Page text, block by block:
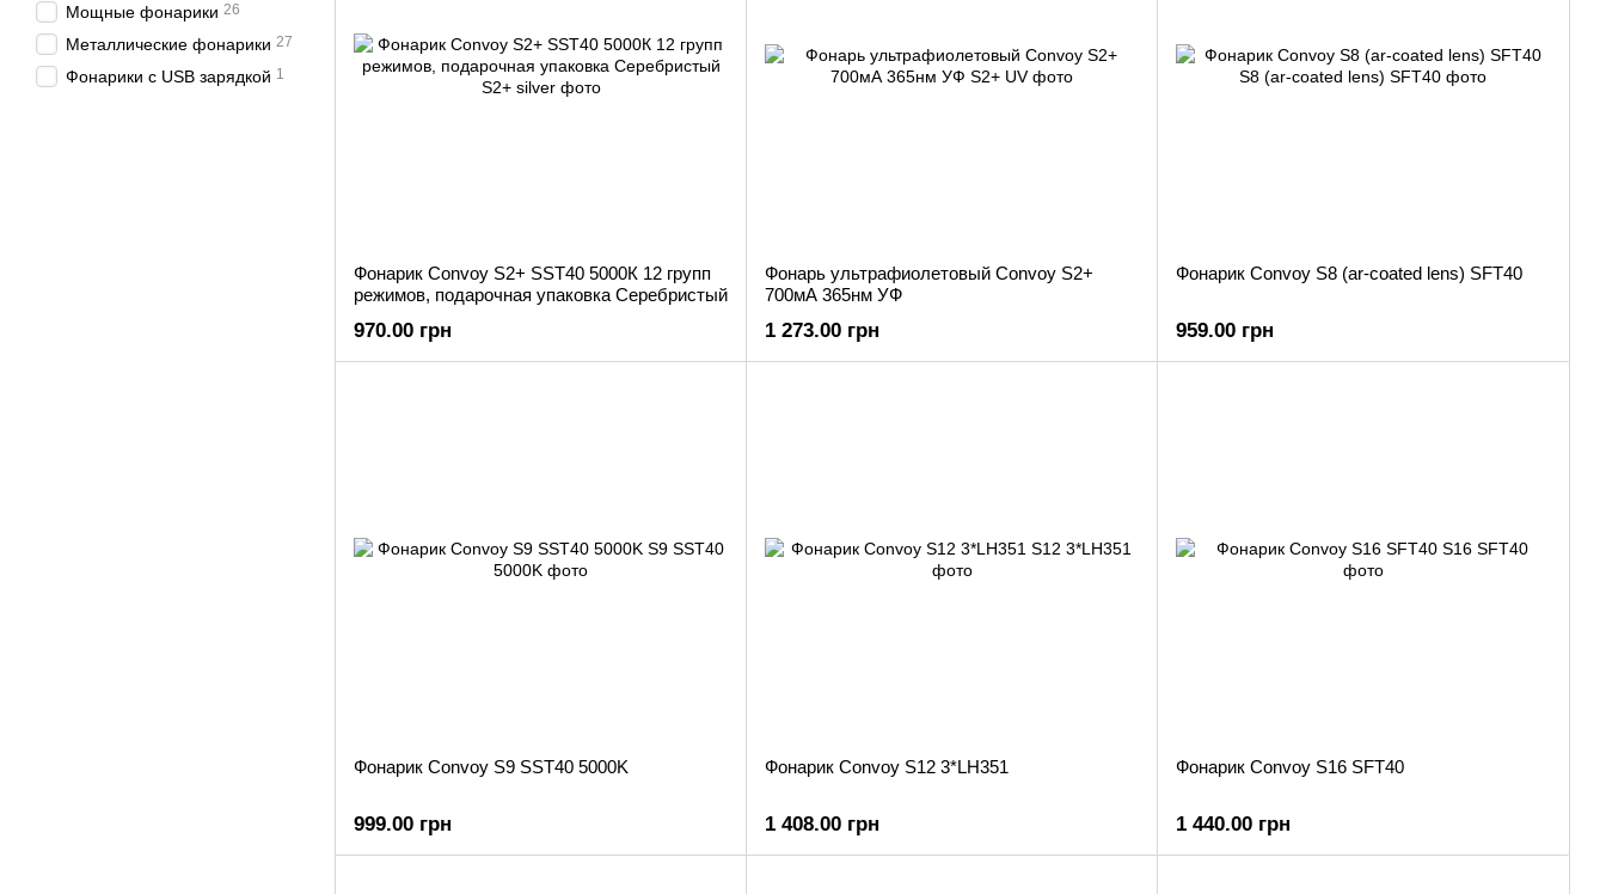
Фонарик Convoy S2+ SST40 5000К 12 групп
режимов, подарочная упаковка Серебристый
970.00 грн
Фонарь ультрафиолетовый Convoy S2+
700мА 365нм УФ
1 273.00 грн
Фонарик Convoy S8 (ar-coated lens) SFT40
959.00 грн
Фонарик Convoy S9 SST40 5000K
999.00 грн
Фонарик Convoy S12 3*LH351
1 408.00 грн
Фонарик Convoy S16 SFT40
1 440.00 грн
Мощные фонарики 26
Металлические фонарики 27
Фонарики с USB зарядкой 1